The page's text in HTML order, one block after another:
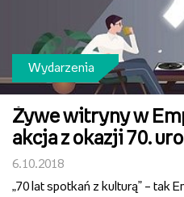
Wydarzenia
Żywe witryny w
akcja z okazji 70.
6.10.2018
„70 lat spotkań z kulturą” – tak